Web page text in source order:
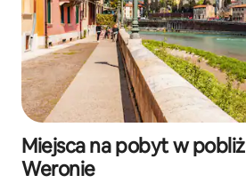
Miejsca na pobyt w
Weronie